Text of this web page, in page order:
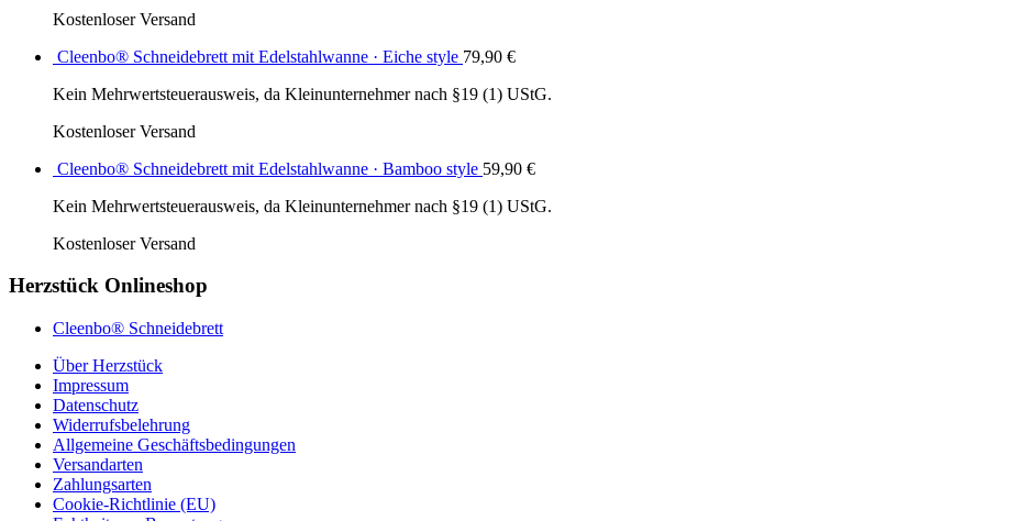
Kostenloser Versand
Cleenbo® Schneidebrett mit Edelstahlwanne · Eiche style 79,90 €
Kein Mehrwertsteuerausweis, da Kleinunternehmer nach §19 (1) UStG.
Kostenloser Versand
Cleenbo® Schneidebrett mit Edelstahlwanne · Bamboo style 59,90 €
Kein Mehrwertsteuerausweis, da Kleinunternehmer nach §19 (1) UStG.
Kostenloser Versand
Herzstück Onlineshop
Cleenbo® Schneidebrett
Über Herzstück
Impressum
Datenschutz
Widerrufsbelehrung
Allgemeine Geschäftsbedingungen
Versandarten
Zahlungsarten
Cookie-Richtlinie (EU)